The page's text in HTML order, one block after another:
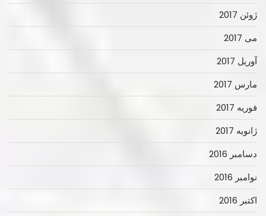
ژوئن 2017
می 2017
آوریل 2017
مارس 2017
فوریه 2017
ژانویه 2017
دسامبر 2016
نوامبر 2016
اکتبر 2016